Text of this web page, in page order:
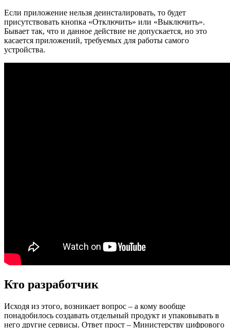
Если приложение нельзя деинсталировать, то будет
присутствовать кнопка «Отключить» или «Выключить».
Бывает так, что и данное действие не допускается, но это
касается приложений, требуемых для работы самого
устройства.
Кто разработчик
Исходя из этого, возникает вопрос – а кому вообще
понадобилось создавать отдельный продукт и упаковывать в
него другие сервисы. Ответ прост – Министерству цифрового